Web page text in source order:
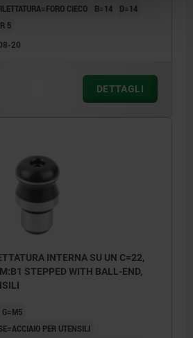
CIECO
B=14
D=14
5
20
DETTAGLI
INTERNA SU UN C=22,
STEPPED WITH BALL-END,
G=M5
PER UTENSILI